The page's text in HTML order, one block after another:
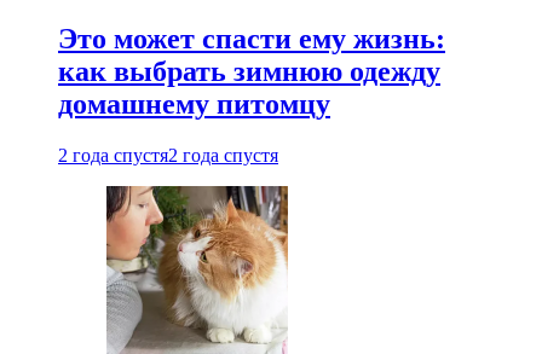
Это может спасти ему жизнь:
как выбрать зимнюю одежду
домашнему питомцу
2 года спустя2 года спустя